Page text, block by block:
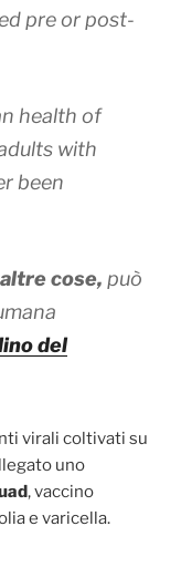
pre or post-
health of
with
been
cose, può
del
virali coltivati su
uno
, vaccino
e varicella.